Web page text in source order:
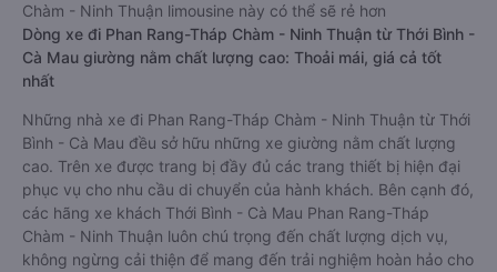
Chàm - Ninh Thuận limousine này có thể sẽ rẻ hơn
Dòng xe đi Phan Rang-Tháp Chàm - Ninh Thuận từ Thới Bình -
Cà Mau giường nằm chất lượng cao: Thoải mái, giá cả tốt
nhất
Những nhà xe đi Phan Rang-Tháp Chàm - Ninh Thuận từ Thới
Bình - Cà Mau đều sở hữu những xe giường nằm chất lượng
cao. Trên xe được trang bị đầy đủ các trang thiết bị hiện đại
phục vụ cho nhu cầu di chuyển của hành khách. Bên cạnh đó,
các hãng xe khách Thới Bình - Cà Mau Phan Rang-Tháp
Chàm - Ninh Thuận luôn chú trọng đến chất lượng dịch vụ,
không ngừng cải thiện để mang đến trải nghiệm hoàn hảo cho